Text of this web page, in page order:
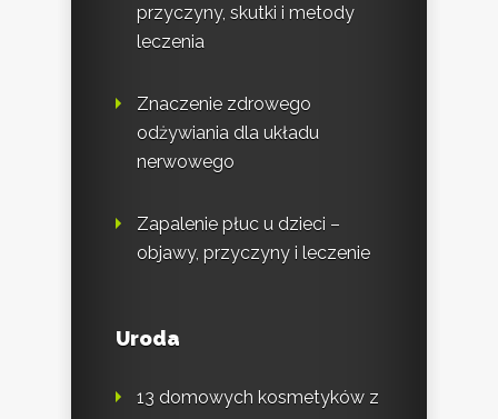
przyczyny, skutki i metody
leczenia
Znaczenie zdrowego
odżywiania dla układu
nerwowego
Zapalenie płuc u dzieci –
objawy, przyczyny i leczenie
Uroda
13 domowych kosmetyków z